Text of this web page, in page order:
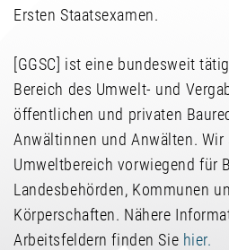
Ersten Staatsexamen.
[GGSC] ist eine bundesweit
Bereich des Umwelt- und
öffentlichen und privaten
Anwältinnen und Anwälten. Wir
Umweltbereich vorwiegend für
Landesbehörden, Kommunen
Körperschaften. Nähere
Arbeitsfeldern finden Sie hier.